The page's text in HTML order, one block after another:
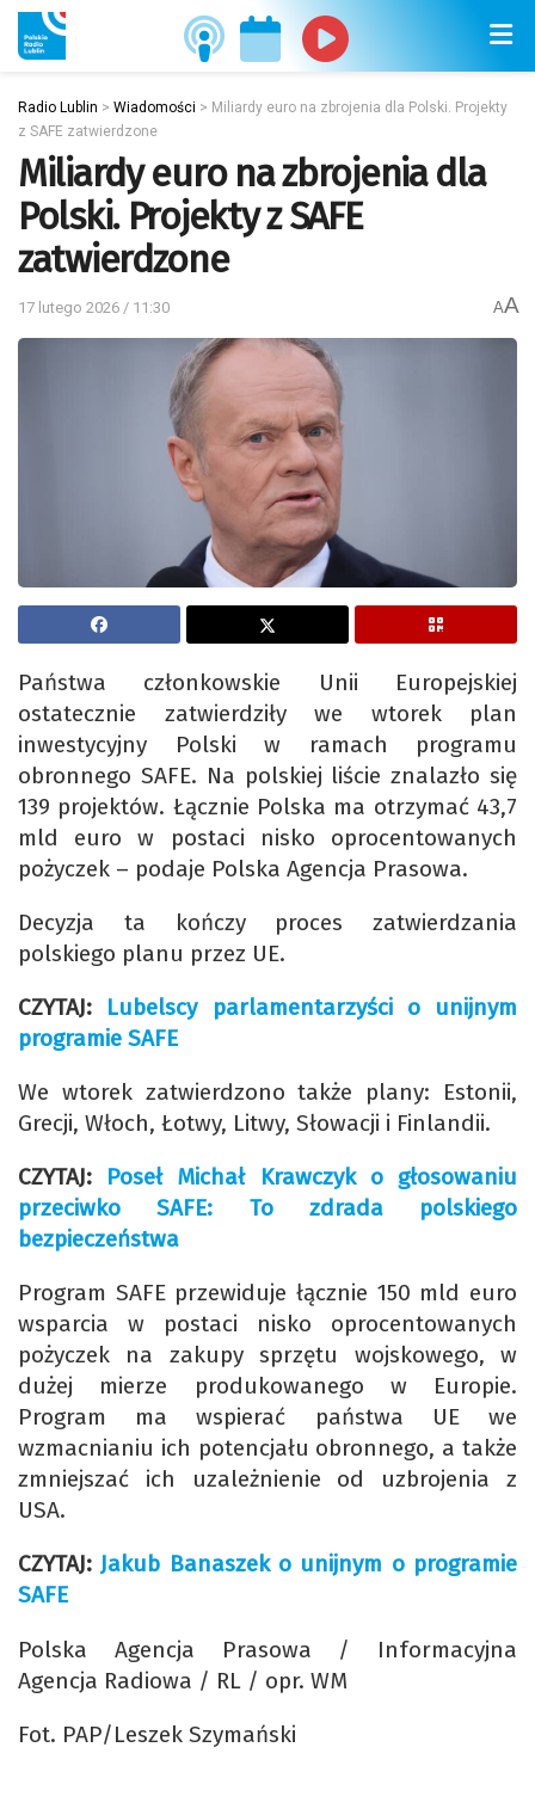
Radio Lublin > Wiadomości > Miliardy euro na zbrojenia dla Polski. Projekty
z SAFE zatwierdzone
Miliardy euro na zbrojenia dla
Polski. Projekty z SAFE
zatwierdzone
17 lutego 2026 / 11:30 AA
Państwa członkowskie Unii Europejskiej
ostatecznie zatwierdziły we wtorek plan
inwestycyjny Polski w ramach programu
obronnego SAFE. Na polskiej liście znalazło się
139 projektów. Łącznie Polska ma otrzymać 43,7
mld euro w postaci nisko oprocentowanych
pożyczek – podaje Polska Agencja Prasowa.
Decyzja ta kończy proces zatwierdzania
polskiego planu przez UE.
CZYTAJ: Lubelscy parlamentarzyści o unijnym
programie SAFE
We wtorek zatwierdzono także plany: Estonii,
Grecji, Włoch, Łotwy, Litwy, Słowacji i Finlandii.
CZYTAJ: Poseł Michał Krawczyk o głosowaniu
przeciwko SAFE: To zdrada polskiego
bezpieczeństwa
Program SAFE przewiduje łącznie 150 mld euro
wsparcia w postaci nisko oprocentowanych
pożyczek na zakupy sprzętu wojskowego, w
dużej mierze produkowanego w Europie.
Program ma wspierać państwa UE we
wzmacnianiu ich potencjału obronnego, a także
zmniejszać ich uzależnienie od uzbrojenia z
USA.
CZYTAJ: Jakub Banaszek o unijnym o programie
SAFE
Polska Agencja Prasowa / Informacyjna
Agencja Radiowa / RL / opr. WM
Fot. PAP/Leszek Szymański